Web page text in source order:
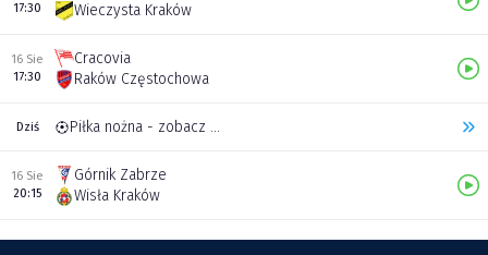
17:30
Wieczysta Kraków
16 Sie
17:30
Cracovia
Raków Częstochowa
Dziś Piłka nożna - zobacz inne transmisje
16 Sie
20:15
Górnik Zabrze
Wisła Kraków